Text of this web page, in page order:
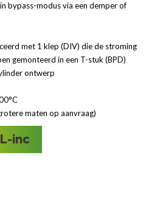
bypass-modus via een demper of
met 1 klep (DIV) die de stroming
gemonteerd in een T-stuk (BPD)
ontwerp
maten op aanvraag)
L-inc